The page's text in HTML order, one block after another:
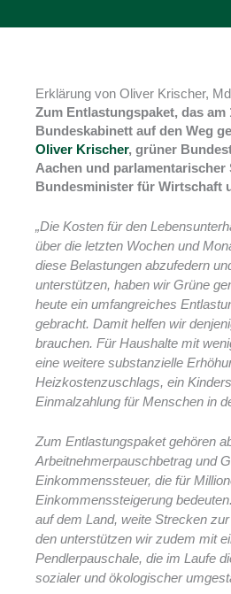
Erklärung von Oliver Krischer,
Zum Entlastungspaket, das am
Bundeskabinett auf den Weg
Oliver Krischer, grüner
Aachen und parlamentarischer
Bundesminister für Wirtschaft
„Die Kosten für den
über die letzten Wochen und
diese Belastungen abzufedern
unterstützen, haben wir Grüne
heute ein umfangreiches
gebracht. Damit helfen wir
brauchen. Für Haushalte mit
eine weitere substanzielle
Heizkostenzuschlags, ein
Einmalzahlung für Menschen in
Zum Entlastungspaket gehören
Arbeitnehmerpauschbetrag und
Einkommenssteuer, die für
Einkommenssteigerung
auf dem Land, weite Strecken
den unterstützen wir zudem mit
Pendlerpauschale, die im Laufe
sozialer und ökologischer